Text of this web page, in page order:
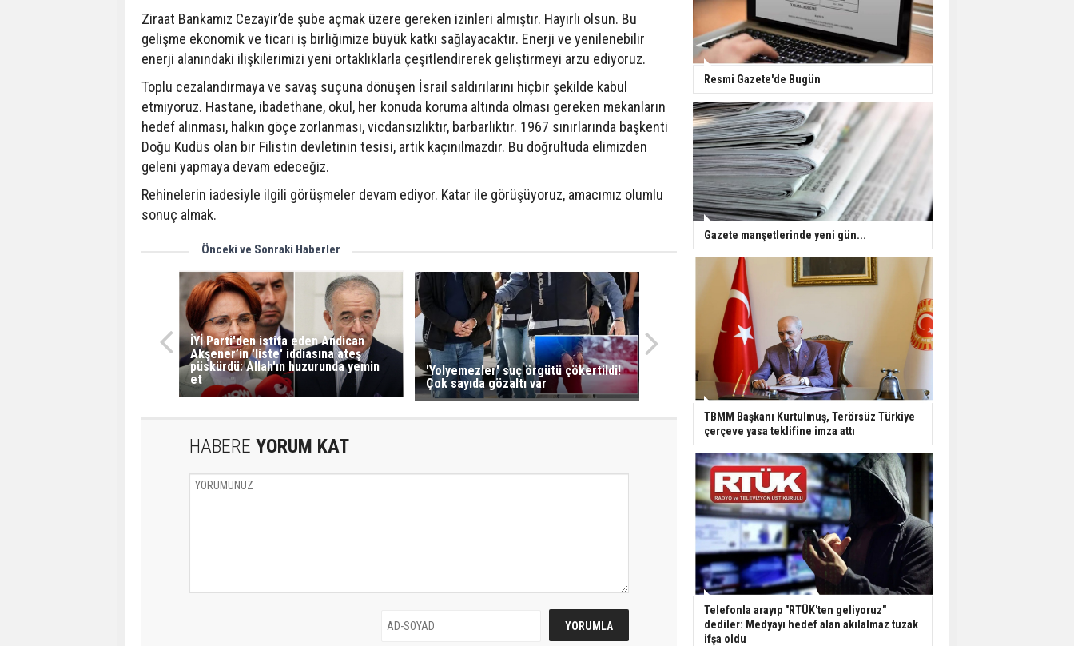
Ziraat Bankamız Cezayir’de şube açmak üzere gereken izinleri almıştır. Hayırlı olsun. Bu
gelişme ekonomik ve ticari iş birliğimize büyük katkı sağlayacaktır. Enerji ve yenilenebilir
enerji alanındaki ilişkilerimizi yeni ortaklıklarla çeşitlendirerek geliştirmeyi arzu ediyoruz.
Toplu cezalandırmaya ve savaş suçuna dönüşen İsrail saldırılarını hiçbir şekilde kabul
etmiyoruz. Hastane, ibadethane, okul, her konuda koruma altında olması gereken mekanların
hedef alınması, halkın göçe zorlanması, vicdansızlıktır, barbarlıktır. 1967 sınırlarında başkenti
Doğu Kudüs olan bir Filistin devletinin tesisi, artık kaçınılmazdır. Bu doğrultuda elimizden
geleni yapmaya devam edeceğiz.
Rehinelerin iadesiyle ilgili görüşmeler devam ediyor. Katar ile görüşüyoruz, amacımız olumlu
sonuç almak.
Önceki ve Sonraki Haberler
İYİ Parti'den istifa eden Andican
Akşener’in 'liste' iddiasına ateş
püskürdü: Allah'ın huzurunda yemin
et
'Yolyemezler' suç örgütü çökertildi!
Çok sayıda gözaltı var
HABERE YORUM KAT
Yerli turist 229,7 milyar
lira seyahat harcaması
yaptı
Gazze'deki Sağlık
Bakanlığı duyurdu:
Vahşetin pençesinde 2
salgın vaka tespit edildi
Resmi Gazete'de Bugün
Gazete manşetlerinde yeni gün...
TBMM Başkanı Kurtulmuş, Terörsüz Türkiye
çerçeve yasa teklifine imza attı
Telefonla arayıp "RTÜK'ten geliyoruz"
dediler: Medyayı hedef alan akılalmaz tuzak
ifşa oldu